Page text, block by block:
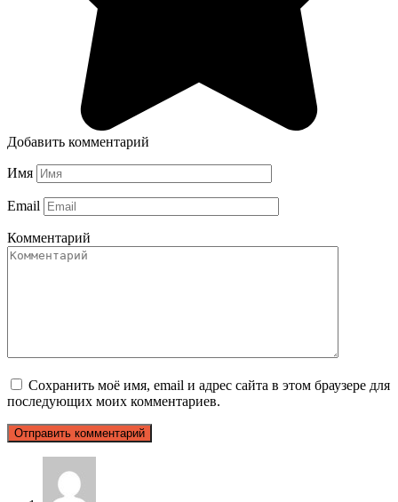
Добавить комментарий
Имя
Email
Комментарий
Сохранить моё имя, email и адрес сайта в этом браузере для
последующих моих комментариев.